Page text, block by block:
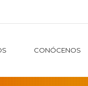
CONÓCENOS